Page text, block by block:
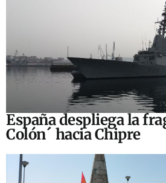
España despliega la
Colón´ hacia Chipre